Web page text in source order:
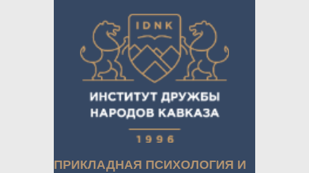
ПРИКЛАДНАЯ ПСИХОЛОГИЯ И